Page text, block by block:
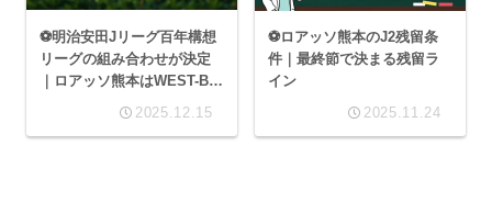
⚽明治安田Jリーグ百年構想
リーグの組み合わせが決定
｜ロアッソ熊本はWEST-Bグ
2025.12.15
⚽ロアッソ熊本のJ2残留条
件｜最終節で決まる残留ラ
イン
2025.11.24